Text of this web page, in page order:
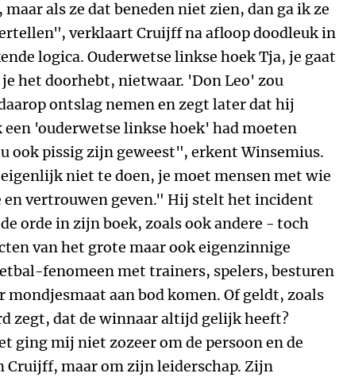
als ze dat beneden niet zien, dan ga ik ze
verklaart Cruijff na afloop doodleuk in
logica. Ouderwetse linkse hoekTja, je gaat
je het doorhebt, nietwaar. 'Don Leo' zou
ontslag nemen en zegt later dat hij
'ouderwetse linkse hoek' had moeten
ook pissig zijn geweest", erkent Winsemius.
niet te doen, je moet mensen met wie
vertrouwen geven." Hij stelt het incident
orde in zijn boek, zoals ook andere - toch
van het grote maar ook eigenzinnige
fenomeen met trainers, spelers, besturen
mondjesmaat aan bod komen. Of geldt, zoals
zegt, dat de winnaar altijd gelijk heeft?
ging mij niet zozeer om de persoon en de
Cruijff, maar om zijn leiderschap. Zijn